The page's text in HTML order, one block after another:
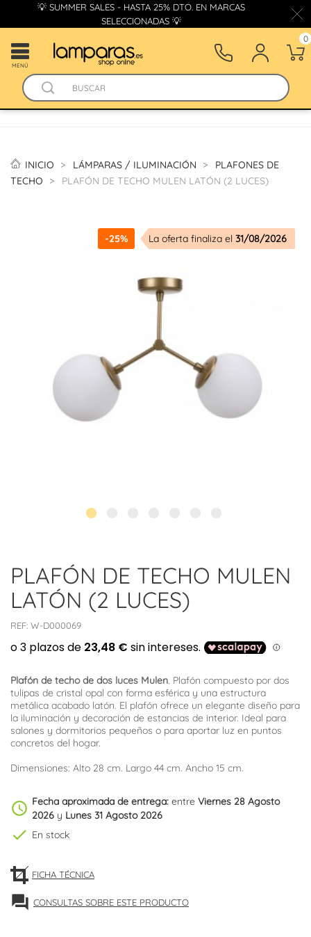
💡 SUMMER SALES - HASTA 25% DTO. EN MARCAS
SELECCIONADAS 💡
MENÚ
0
INICIO LÁMPARAS / ILUMINACIÓN
PLAFONES DE
TECHO
PLAFÓN DE TECHO MULEN LATÓN (2 LUCES)
-25% La oferta finaliza el 31/08/2026
PLAFÓN DE TECHO MULEN
LATÓN (2 LUCES)
REF: W-D000069
Plafón de techo de dos luces Mulen. Plafón compuesto por dos
tulipas de cristal opal con forma esférica y una estructura
metálica acabado latón. El plafón ofrece un elegante diseño para
la iluminación y decoración de estancias de interior. Ideal para
salones y dormitorios pequeños o para aportar luz en puntos
concretos del hogar.
Dimensiones: Alto 28 cm. Largo 44 cm. Ancho 15 cm.
schedule Fecha aproximada de entrega: entre Viernes 28 Agosto
2026 y Lunes 31 Agosto 2026
check En stock
FICHA TÉCNICA
forum CONSULTAS SOBRE ESTE PRODUCTO